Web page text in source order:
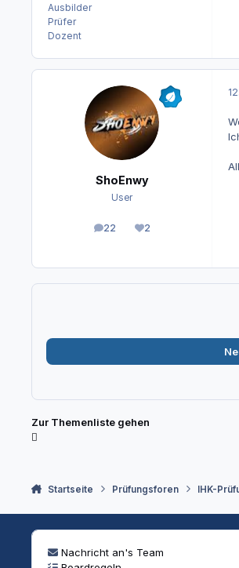
Ausbilder
Prüfer
Dozent
ShoEnwy
User
22
Beiträge2
Reputation
Zur Themenliste gehen
Startseite Prüfungsforen IHK-
Nachricht an's Team